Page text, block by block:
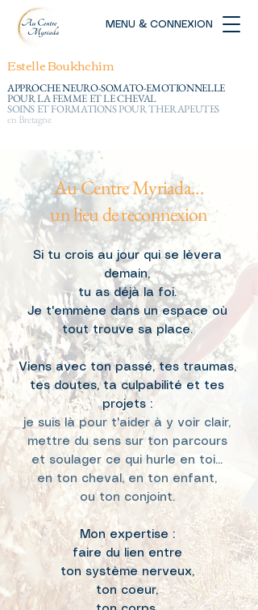
Estelle Boukhchim
APPROCHE NEURO-SOMATO-EMOTIONNELLE
POUR LA FEMME ET LE CHEVAL
SOINS ET FORMATIONS POUR THERAPEUTES
en Bretagne
MENU & CONNEXION
Si tu crois au jour qui se lèvera
demain,
tu as déjà la foi.
Je t'emmène dans un espace où
tout trouve sa place.
Viens avec ton passé, tes traumas,
tes doutes, ta culpabilité et tes
projets :
je suis là pour t'aider à y voir clair,
mettre du sens sur ton parcours
et soulager ce qui hurle en toi...
en ton cheval, en ton enfant,
ou ton conjoint.
Mon expertise :
faire du lien entre
ton système nerveux,
ton coeur,
Au Centre Myriada...
un lieu de reconnexion